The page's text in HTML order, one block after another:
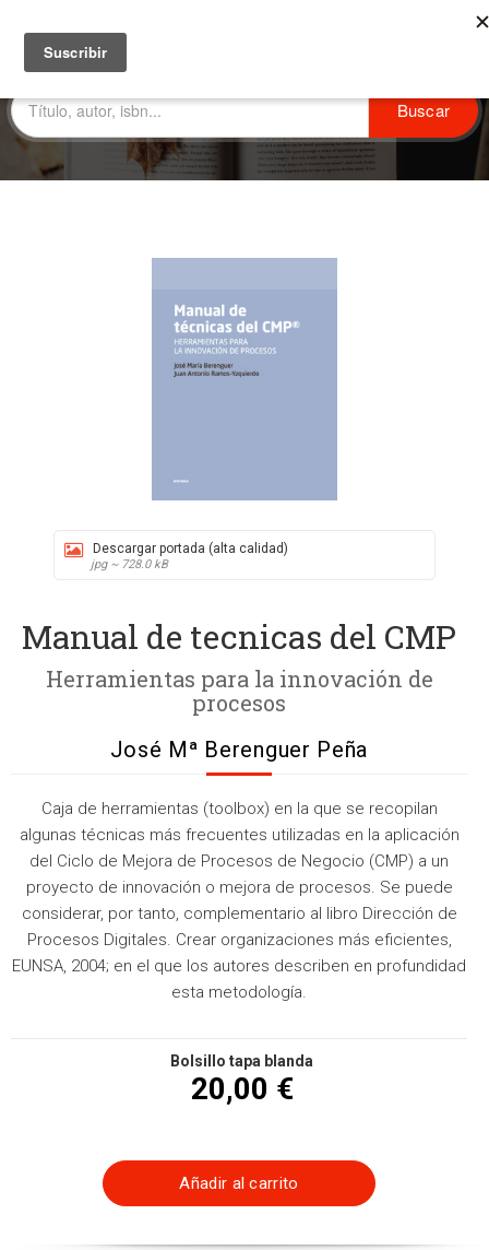
Descargar portada (alta calidad)
jpg ~ 728.0 kB
Manual de tecnicas del CMP
Herramientas para la innovación de
procesos
José Mª Berenguer Peña
Caja de herramientas (toolbox) en la que se recopilan
algunas técnicas más frecuentes utilizadas en la aplicación
del Ciclo de Mejora de Procesos de Negocio (CMP) a un
proyecto de innovación o mejora de procesos. Se puede
considerar, por tanto, complementario al libro Dirección de
Procesos Digitales. Crear organizaciones más eficientes,
EUNSA, 2004; en el que los autores describen en profundidad
esta metodología.
Bolsillo tapa blanda
20,00 €
Añadir al carrito